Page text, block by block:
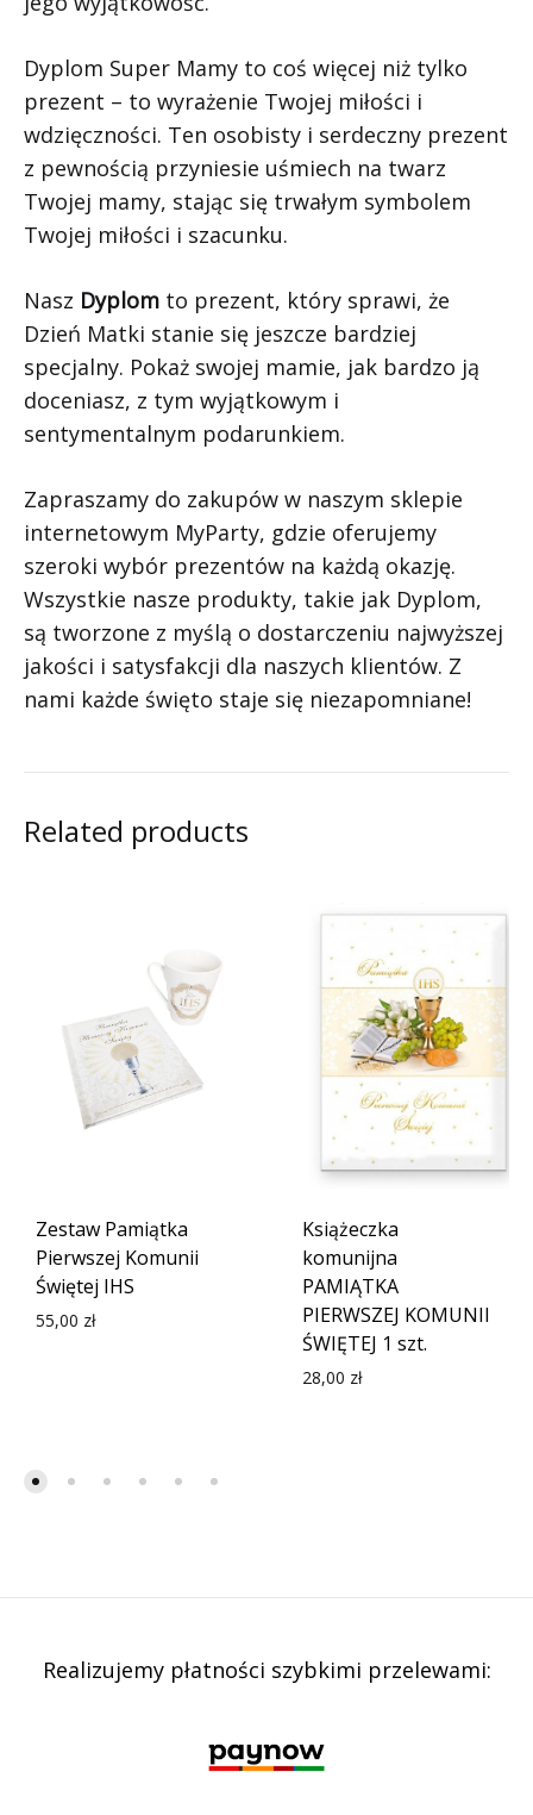
Dyplom Super Mamy to coś więcej niż tylko
prezent – to wyrażenie Twojej miłości i
wdzięczności. Ten osobisty i serdeczny prezent
z pewnością przyniesie uśmiech na twarz
Twojej mamy, stając się trwałym symbolem
Twojej miłości i szacunku.
Nasz Dyplom to prezent, który sprawi, że
Dzień Matki stanie się jeszcze bardziej
specjalny. Pokaż swojej mamie, jak bardzo ją
doceniasz, z tym wyjątkowym i
sentymentalnym podarunkiem.
Zapraszamy do zakupów w naszym sklepie
internetowym MyParty, gdzie oferujemy
szeroki wybór prezentów na każdą okazję.
Wszystkie nasze produkty, takie jak Dyplom,
są tworzone z myślą o dostarczeniu najwyższej
jakości i satysfakcji dla naszych klientów. Z
nami każde święto staje się niezapomniane!
Related products
Zestaw Pamiątka
Pierwszej Komunii
Świętej IHS
55,00 zł
Książeczka
komunijna
PAMIĄTKA
PIERWSZEJ KOMUNII
ŚWIĘTEJ 1 szt.
28,00 zł
Realizujemy płatności szybkimi przelewami: